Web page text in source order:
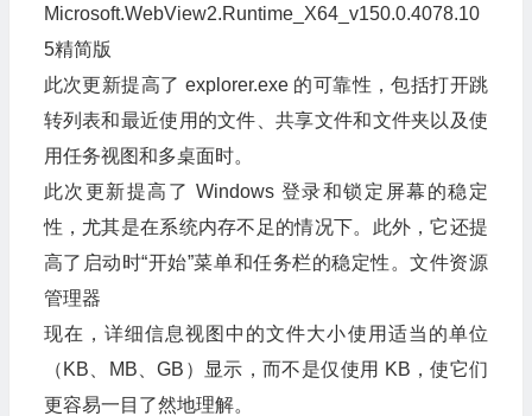
Microsoft.WebView2.Runtime_X64_v150.0.4078.10
5精简版
此次更新提高了 explorer.exe 的可靠性，包括打开跳
转列表和最近使用的文件、共享文件和文件夹以及使
用任务视图和多桌面时。
此次更新提高了 Windows 登录和锁定屏幕的稳定
性，尤其是在系统内存不足的情况下。此外，它还提
高了启动时“开始”菜单和任务栏的稳定性。文件资源
管理器
现在，详细信息视图中的文件大小使用适当的单位
（KB、MB、GB）显示，而不是仅使用 KB，使它们
更容易一目了然地理解。